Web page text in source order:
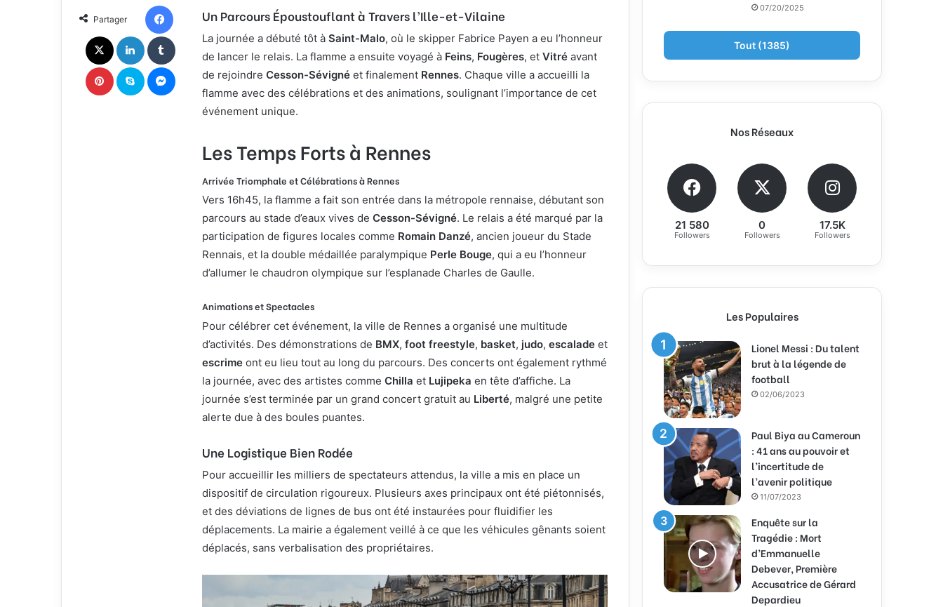
Un Parcours Époustouflant à Travers l’Ille-et-Vilaine
La journée a débuté tôt à Saint-Malo, où le skipper Fabrice Payen a eu l’honneur
de lancer le relais. La flamme a ensuite voyagé à Feins, Fougères, et Vitré avant
de rejoindre Cesson-Sévigné et finalement Rennes. Chaque ville a accueilli la
flamme avec des célébrations et des animations, soulignant l’importance de cet
événement unique.
Les Temps Forts à Rennes
Arrivée Triomphale et Célébrations à Rennes
Vers 16h45, la flamme a fait son entrée dans la métropole rennaise, débutant son
parcours au stade d’eaux vives de Cesson-Sévigné. Le relais a été marqué par la
participation de figures locales comme Romain Danzé, ancien joueur du Stade
Rennais, et la double médaillée paralympique Perle Bouge, qui a eu l’honneur
d’allumer le chaudron olympique sur l’esplanade Charles de Gaulle.
Animations et Spectacles
Pour célébrer cet événement, la ville de Rennes a organisé une multitude
d’activités. Des démonstrations de BMX, foot freestyle, basket, judo, escalade et
escrime ont eu lieu tout au long du parcours. Des concerts ont également rythmé
la journée, avec des artistes comme Chilla et Lujipeka en tête d’affiche. La
journée s’est terminée par un grand concert gratuit au Liberté, malgré une petite
alerte due à des boules puantes.
Une Logistique Bien Rodée
Pour accueillir les milliers de spectateurs attendus, la ville a mis en place un
dispositif de circulation rigoureux. Plusieurs axes principaux ont été piétonnisés,
et des déviations de lignes de bus ont été instaurées pour fluidifier les
déplacements. La mairie a également veillé à ce que les véhicules gênants soient
déplacés, sans verbalisation des propriétaires.
X n
c
o
u
r
r
Partager
07/20/2025
Tout (1385)
Nos Réseaux
21 580
Followers
0
Followers
17.5K
Followers
Les Populaires
Lionel Messi : Du talent
brut à la légende de
football
02/06/2023
Paul Biya au Cameroun
: 41 ans au pouvoir et
l’incertitude de
l’avenir politique
11/07/2023
Enquête sur la
Tragédie : Mort
d’Emmanuelle
Debever, Première
Accusatrice de Gérard
Depardieu